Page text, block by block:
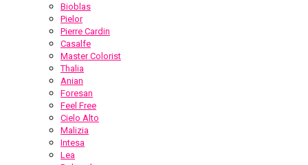
Bioblas
Pielor
Pierre Cardin
Casalfe
Master Colorist
Thalia
Anian
Foresan
Feel Free
Cielo Alto
Malizia
Intesa
Lea